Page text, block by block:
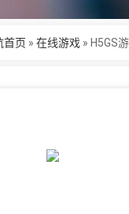
首页 » 在线游戏» H5GS